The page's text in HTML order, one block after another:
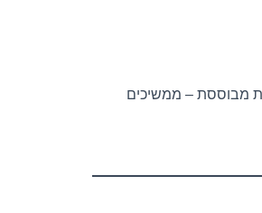
מבוססת – ממשיכים